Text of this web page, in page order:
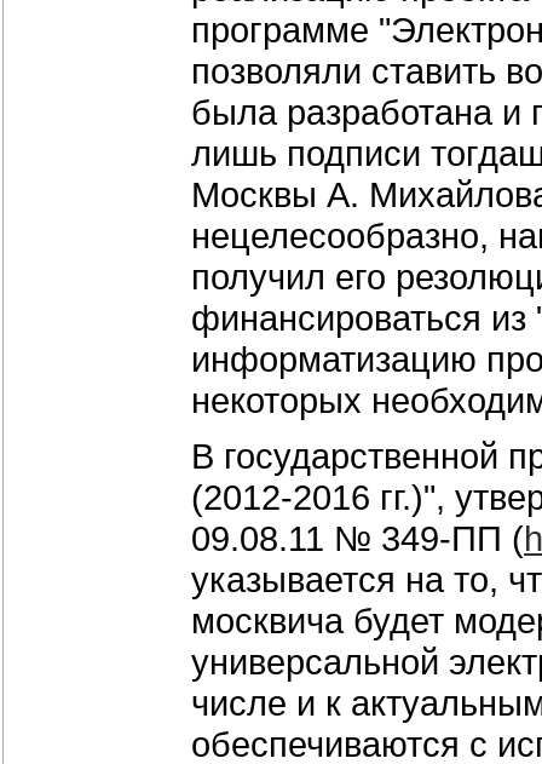
программе
позволяли ставить
была разработана и
лишь подписи
Москвы А.
нецелесообразно,
получил его
финансироваться
информатизацию
некоторых
В государственной
(2012-2016 гг.)",
09.08.11 № 349-ПП (
указывается на то,
москвича будет
универсальной
числе и к
обеспечиваются с